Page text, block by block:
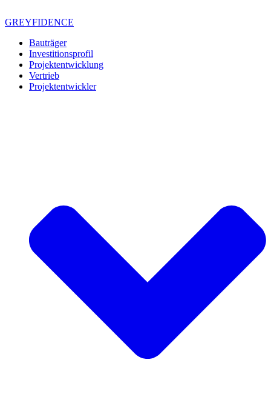
Inhalt
GREYFIDENCE
Bauträger
Investitionsprofil
Projektentwicklung
Vertrieb
Projektentwickler